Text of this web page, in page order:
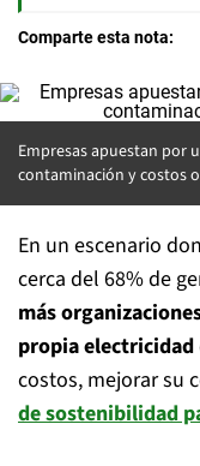
Comparte esta nota:
Empresas apuestan por
contaminación y costos
En un escenario
cerca del 68% de
más
propia electricidad
costos, mejorar su
de sostenibilidad